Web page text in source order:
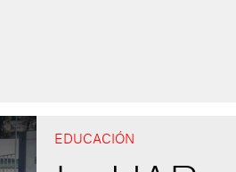
EDUCACIÓN